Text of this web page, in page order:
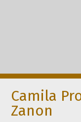
Camila
Zanon